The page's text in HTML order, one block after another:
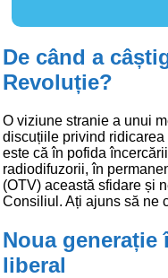
De când a
Revoluție?
O viziune stranie a unui
discuțiile privind ridicarea
este că în pofida
radiodifuzorii, în
(OTV) această sfidare și
Consiliul. Ați ajuns să ne
Noua
liberal